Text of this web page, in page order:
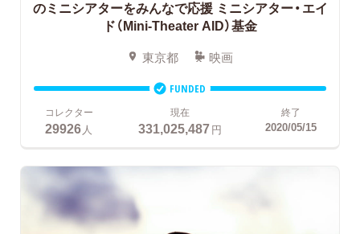
のミニシアターをみんなで応援ミニシアター・エイ
ド（Mini-Theater AID）基金
東京都 映画
FUNDED
コレクター
29926人
現在
331,025,487円
終了
2020/05/15